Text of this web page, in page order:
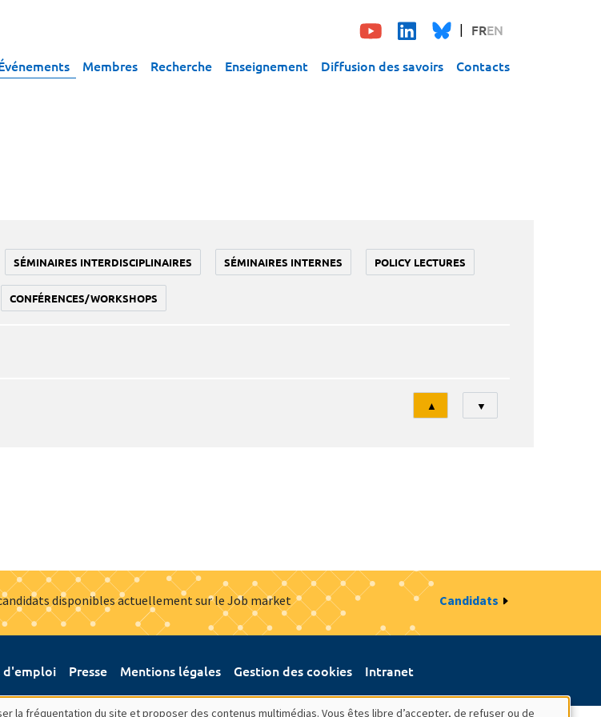
FREN
Membres Recherche Enseignement Diffusion des savoirs Contacts
SÉMINAIRES INTERDISCIPLINAIRES SÉMINAIRES INTERNES POLICY LECTURES
CONFÉRENCES/WORKSHOPS
Tri
▲ ▼
disponibles actuellement sur le Job market Candidats
d'emploi Presse Mentions légales Gestion des cookies Intranet
la fréquentation du site et proposer des contenus multimédias. Vous êtes libre d’accepter, de refuser ou de